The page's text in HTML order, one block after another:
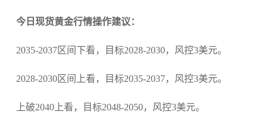
今日现货黄金行情操作建议：
2035-2037区间下看，目标2028-2030，风控3美元。
2028-2030区间上看，目标2035-2037，风控3美元。
上破2040上看，目标2048-2050，风控3美元。